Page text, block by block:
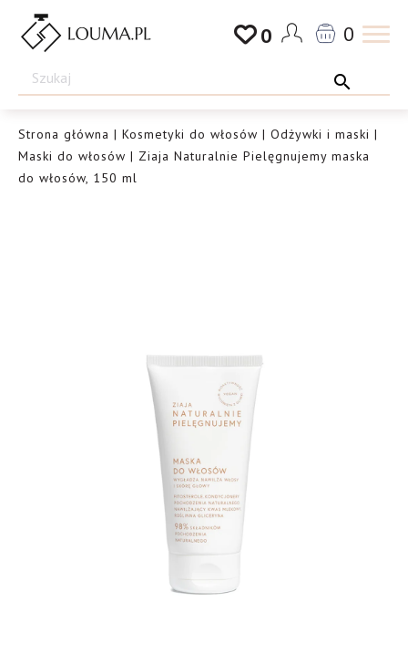
Przejdź
Drogeria
Louma.pl
0 0
Strona główna | Kosmetyki do włosów | Odżywki i maski |
Maski do włosów | Ziaja Naturalnie Pielęgnujemy maska
do włosów, 150 ml